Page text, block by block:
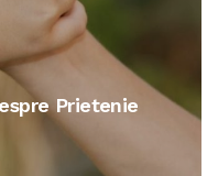
Iubit Sau